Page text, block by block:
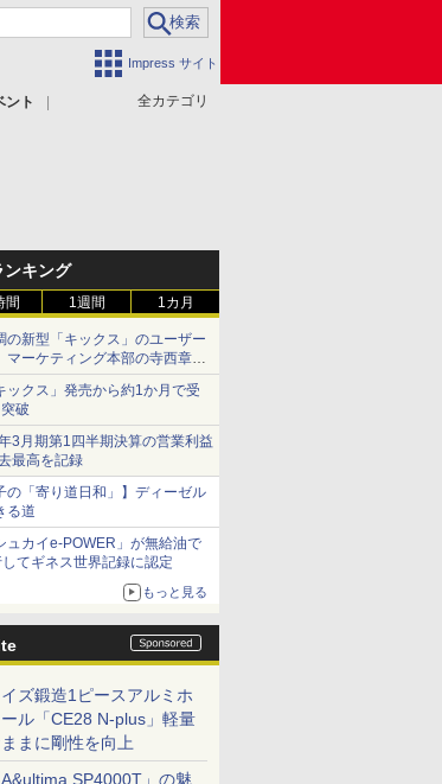
Impress サイト
全カテゴリ
ント
ンキング
間 1週間 1カ月
の新型「キックス」のユーザー
マーケティング本部の寺西章氏
ックス」発売から約1か月で受
破
3月期第1四半期決算の営業利益
最高を記録
の「寄り道日和」】ディーゼル
る道
ュカイe-POWER」が無給油で
てギネス世界記録に認定
もっと見る
イズ鍛造1ピースアルミホ
ル「CE28 N-plus」軽量
まに剛性を向上
A&ultima SP4000T」の魅